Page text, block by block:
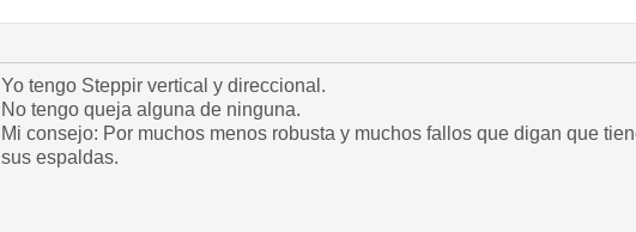
Yo tengo Steppir vertical y direccional.
No tengo queja alguna de ninguna.
Mi consejo: Por muchos menos robusta y muchos fallos que digan que
sus espaldas.